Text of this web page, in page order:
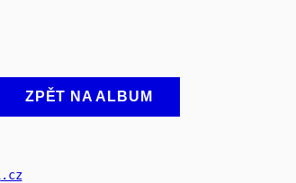
ZPĚT NA ALBUM
.cz